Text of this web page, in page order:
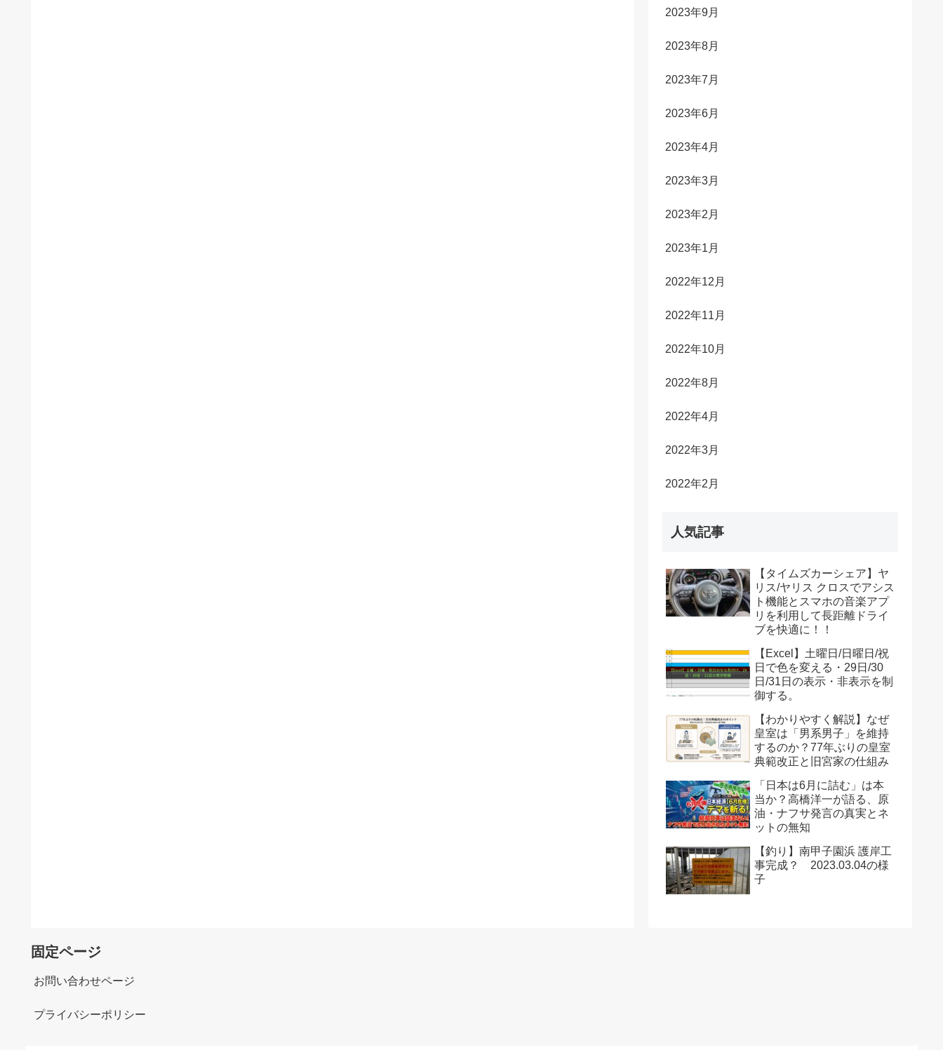
2023年9月
2023年8月
2023年7月
2023年6月
2023年4月
2023年3月
2023年2月
2023年1月
2022年12月
2022年11月
2022年10月
2022年8月
2022年4月
2022年3月
2022年2月
人気記事
【タイムズカーシェア】ヤ
リス/ヤリス クロスでアシス
ト機能とスマホの音楽アプ
リを利用して長距離ドライ
ブを快適に！！
【Excel】土曜日/日曜日/祝
日で色を変える・29日/30
日/31日の表示・非表示を制
御する。
【わかりやすく解説】なぜ
皇室は「男系男子」を維持
するのか？77年ぶりの皇室
典範改正と旧宮家の仕組み
「日本は6月に詰む」は本
当か？高橋洋一が語る、原
油・ナフサ発言の真実とネ
ットの無知
【釣り】南甲子園浜 護岸工
事完成？ 2023.03.04の様
子
固定ページ
お問い合わせページ
プライバシーポリシー